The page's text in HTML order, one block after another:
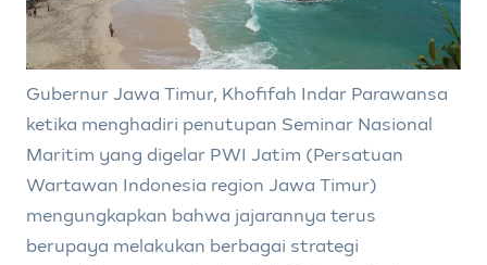
Gubernur Jawa Timur, Khofifah Indar Parawansa
ketika menghadiri penutupan Seminar Nasional
Maritim yang digelar PWI Jatim (Persatuan
Wartawan Indonesia region Jawa Timur)
mengungkapkan bahwa jajarannya terus
berupaya melakukan berbagai strategi